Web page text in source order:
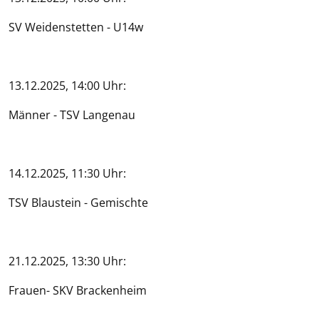
SV Weidenstetten - U14w
13.12.2025, 14:00 Uhr:
Männer - TSV Langenau
14.12.2025, 11:30 Uhr:
TSV Blaustein - Gemischte
21.12.2025, 13:30 Uhr:
Frauen- SKV Brackenheim